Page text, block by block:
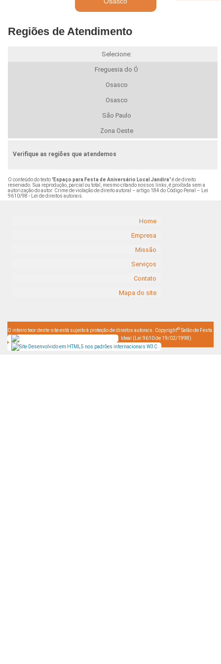
Regiões de Atendimento
Selecione:
Freguesia do Ó
Osasco
Osasco
São Paulo
Zona Oeste
Verifique as regiões que atendemos
O conteúdo do texto "Espaço para Festa de Aniversário Local Jandira" é de direito
reservado. Sua reprodução, parcial ou total, mesmo citando nossos links, é proibida sem a
autorização do autor. Crime de violação de direito autoral – artigo 184 do Código Penal –
Lei
9610/98 - Lei de direitos autorais
Home
Empresa
Missão
Serviços
Contato
Mapa do site
O inteiro teor deste site está sujeito à proteção de direitos autorais. Copyright© Salão de Festa
Ideal (Lei 9610 de 19/02/1998)